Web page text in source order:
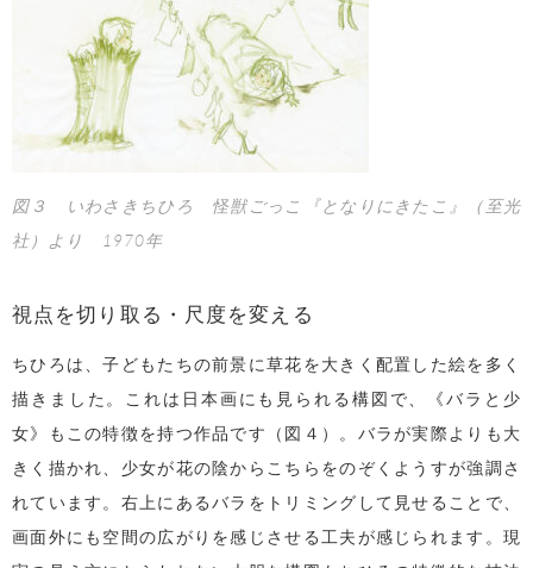
図３ いわさきちひろ 怪獣ごっこ『となりにきたこ』（至光
社）より 1970年
視点を切り取る・尺度を変える
ちひろは、子どもたちの前景に草花を大きく配置した絵を多く
描きました。これは日本画にも見られる構図で、《バラと少
女》もこの特徴を持つ作品です（図４）。バラが実際よりも大
きく描かれ、少女が花の陰からこちらをのぞくようすが強調さ
れています。右上にあるバラをトリミングして見せることで、
画面外にも空間の広がりを感じさせる工夫が感じられます。現